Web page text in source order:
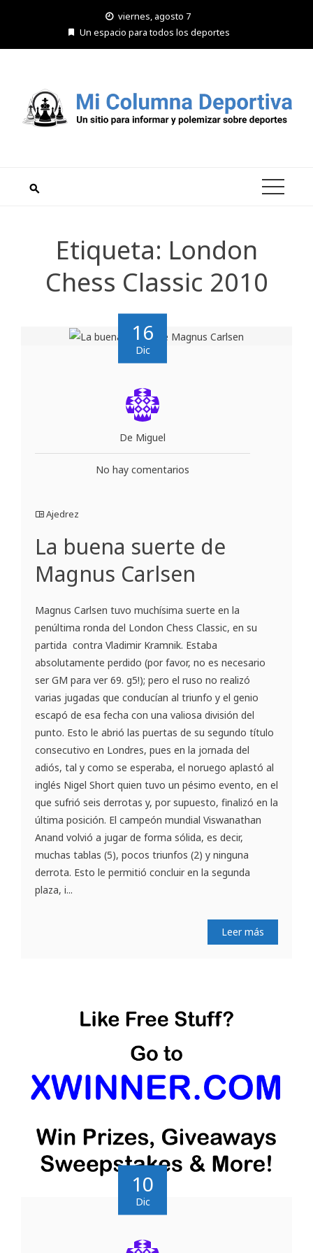
viernes, agosto 7
Un espacio para todos los deportes
Etiqueta: London
Chess Classic 2010
16
Dic
De Miguel
No hay comentarios
Ajedrez
La buena suerte de
Magnus Carlsen
Magnus Carlsen tuvo muchísima suerte en la
penúltima ronda del London Chess Classic, en su
partida contra Vladimir Kramnik. Estaba
absolutamente perdido (por favor, no es necesario
ser GM para ver 69. g5!); pero el ruso no realizó
varias jugadas que conducían al triunfo y el genio
escapó de esa fecha con una valiosa división del
punto. Esto le abrió las puertas de su segundo título
consecutivo en Londres, pues en la jornada del
adiós, tal y como se esperaba, el noruego aplastó al
inglés Nigel Short quien tuvo un pésimo evento, en el
que sufrió seis derrotas y, por supuesto, finalizó en la
última posición. El campeón mundial Viswanathan
Anand volvió a jugar de forma sólida, es decir,
muchas tablas (5), pocos triunfos (2) y ninguna
derrota. Esto le permitió concluir en la segunda
plaza, i...
Leer más
10
Dic